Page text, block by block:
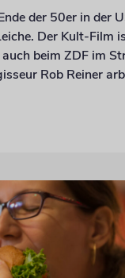
der 50er in der
Der Kult-Film
beim ZDF im
Rob Reiner